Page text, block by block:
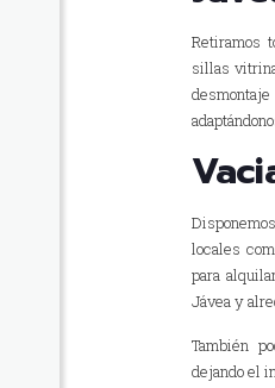
Retiramos
sillas
locales
para
Jávea y
También
dejando el